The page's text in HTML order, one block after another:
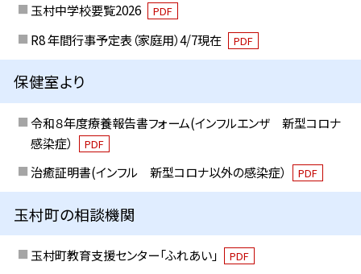
玉村中学校要覧2026 PDF
R8 年間行事予定表（家庭用）4/7現在 PDF
保健室より
令和８年度療養報告書フォーム(インフルエンザ 新型コロナ
感染症）
PDF
治癒証明書(インフル 新型コロナ以外の感染症） PDF
玉村町の相談機関
玉村町教育支援センター「ふれあい」 PDF